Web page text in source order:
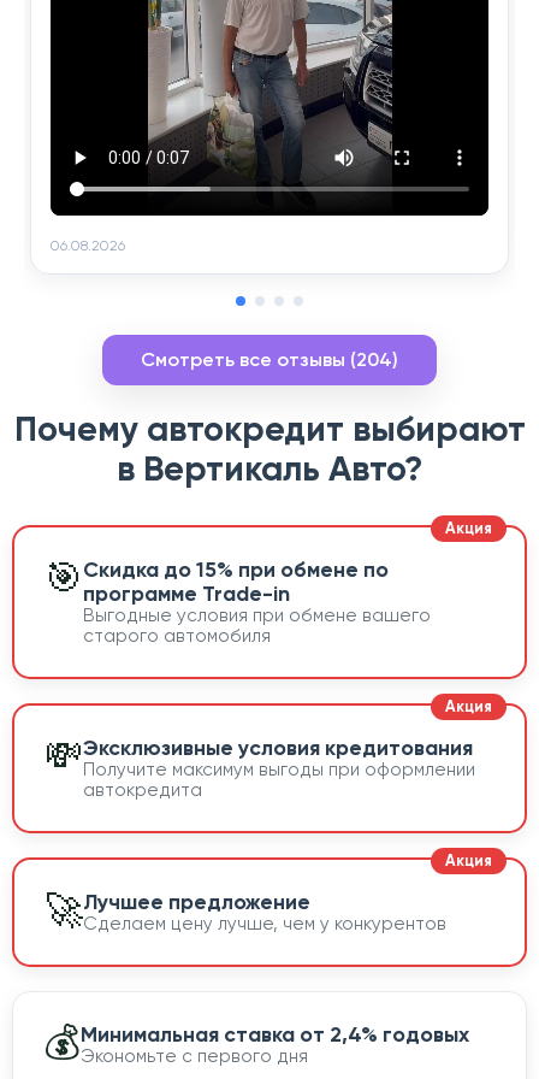
06.08.2026
Смотреть все отзывы (204)
Почему автокредит выбирают
в Вертикаль Авто?
🎯 Скидка до 15% при обмене по
программе Trade-in
Выгодные условия при обмене вашего
старого автомобиля
💸Эксклюзивные условия кредитования
Получите максимум выгоды при оформлении
автокредита
🚀Лучшее предложение
Сделаем цену лучше, чем у конкурентов
💰Минимальная ставка от 2,4% годовых
Экономьте с первого дня